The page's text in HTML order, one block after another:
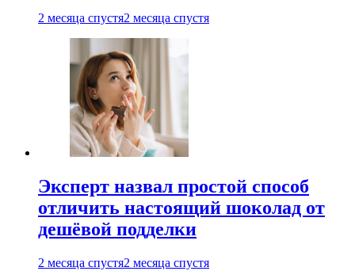
2 месяца спустя2 месяца спустя
Эксперт назвал простой способ
отличить настоящий шоколад от
дешёвой подделки
2 месяца спустя2 месяца спустя